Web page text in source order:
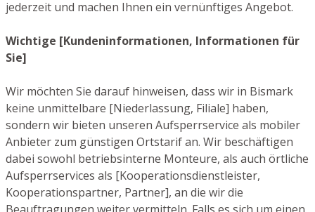
jederzeit und machen Ihnen ein vernünftiges Angebot.
Wichtige [Kundeninformationen, Informationen für
Sie]
Wir möchten Sie darauf hinweisen, dass wir in Bismark
keine unmittelbare [Niederlassung, Filiale] haben,
sondern wir bieten unseren Aufsperrservice als mobiler
Anbieter zum günstigen Ortstarif an. Wir beschäftigen
dabei sowohl betriebsinterne Monteure, als auch örtliche
Aufsperrservices als [Kooperationsdienstleister,
Kooperationspartner, Partner], an die wir die